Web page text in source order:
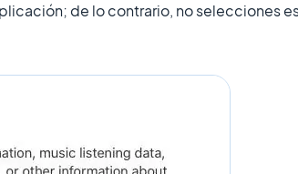
de lo contrario, no selecciones